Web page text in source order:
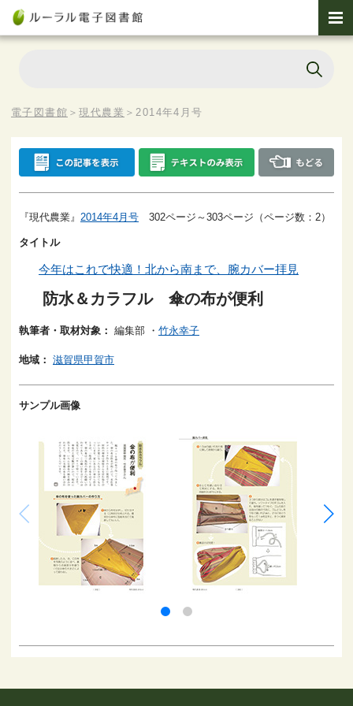
電子図書館 ＞現代農業 ＞2014年4月号
『現代農業』 2014年4月号 302ページ～303ページ（ページ数：2）
タイトル
今年はこれで快適！北から南まで、腕カバー拝見
防水＆カラフル 傘の布が便利
執筆者・取材対象： 編集部 ・ 竹永幸子
地域： 滋賀県甲賀市
サンプル画像